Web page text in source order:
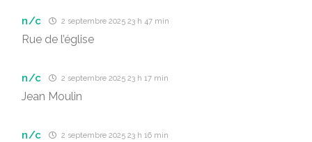
n/c 2 septembre 2025 23 h 47 min
Rue de l’église
n/c 2 septembre 2025 23 h 17 min
Jean Moulin
n/c 2 septembre 2025 23 h 16 min